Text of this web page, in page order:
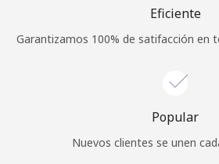
Eficiente
Garantizamos 100% de satifacción en
Popular
Nuevos clientes se unen